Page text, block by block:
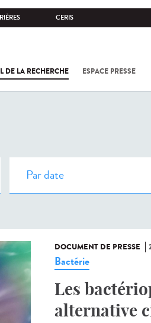
CERIS
DE LA RECHERCHE ESPACE PRESSE
DOCUMENT DE PRESSE
Bactérie
Les
alternative